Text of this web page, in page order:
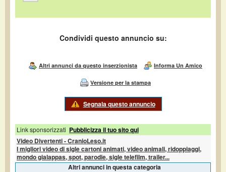
Condividi questo annuncio su:
Altri annunci da questo inserzionista Informa Un Amico
Versione per la stampa
Segnala questo annuncio
Link sponsorizzati Pubblicizza il tuo sito qui
Video Divertenti - CranioLeso.it
I migliori video di sigle cartoni animati, video animali, ridoppiaggi,
mondo gialappas, spot, parodie, sigle telefilm, trailer...
Altri annunci in questa categoria